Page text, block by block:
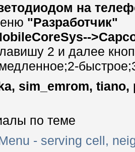
на
"Разработчик"
2 и далее
sim_emrom,
по теме
- serving cell,